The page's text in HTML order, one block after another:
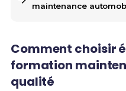
maintenance
Comment choisir
formation
qualité